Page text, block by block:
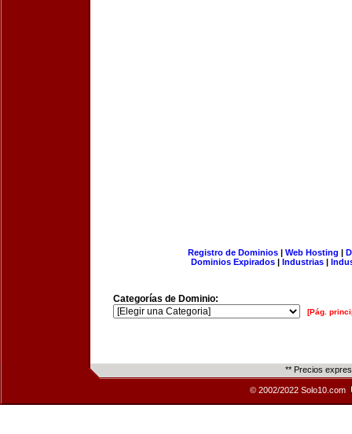
Registro de Dominios| Web Hosting |
Dominios Expirados | Industrias |
Categorías de Dominio:
[Pág.
** Precios
© 2002/2022 Solo10.com